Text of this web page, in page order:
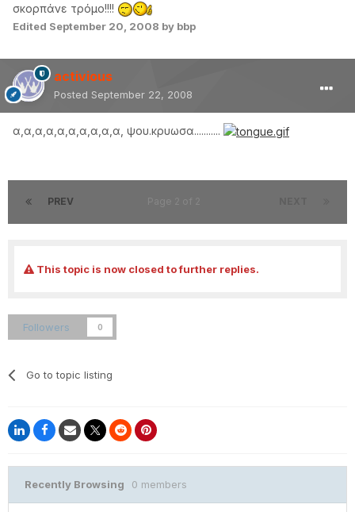
σκορπάνε τρόμο!!!!
Edited September 20, 2008 by bbp
activious
Posted September 22, 2008
α,α,α,α,α,α,α,α,α,α, ψου.κρυωσα...........
PREV
This topic is now closed to further replies.
Followers 0
Go to topic listing
Recently Browsing 0 members